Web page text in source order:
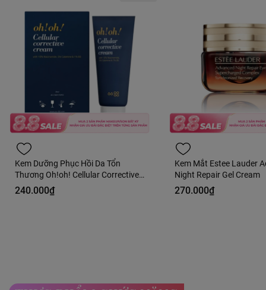
Kem Dưỡng Phục Hồi Da Tổn
Thương Oh!oh! Cellular Corrective
Cream 30ml Fullbox - Hàng Công
240.000₫
Kem Mắt Estee Lauder
Night Repair Gel Cream
270.000₫